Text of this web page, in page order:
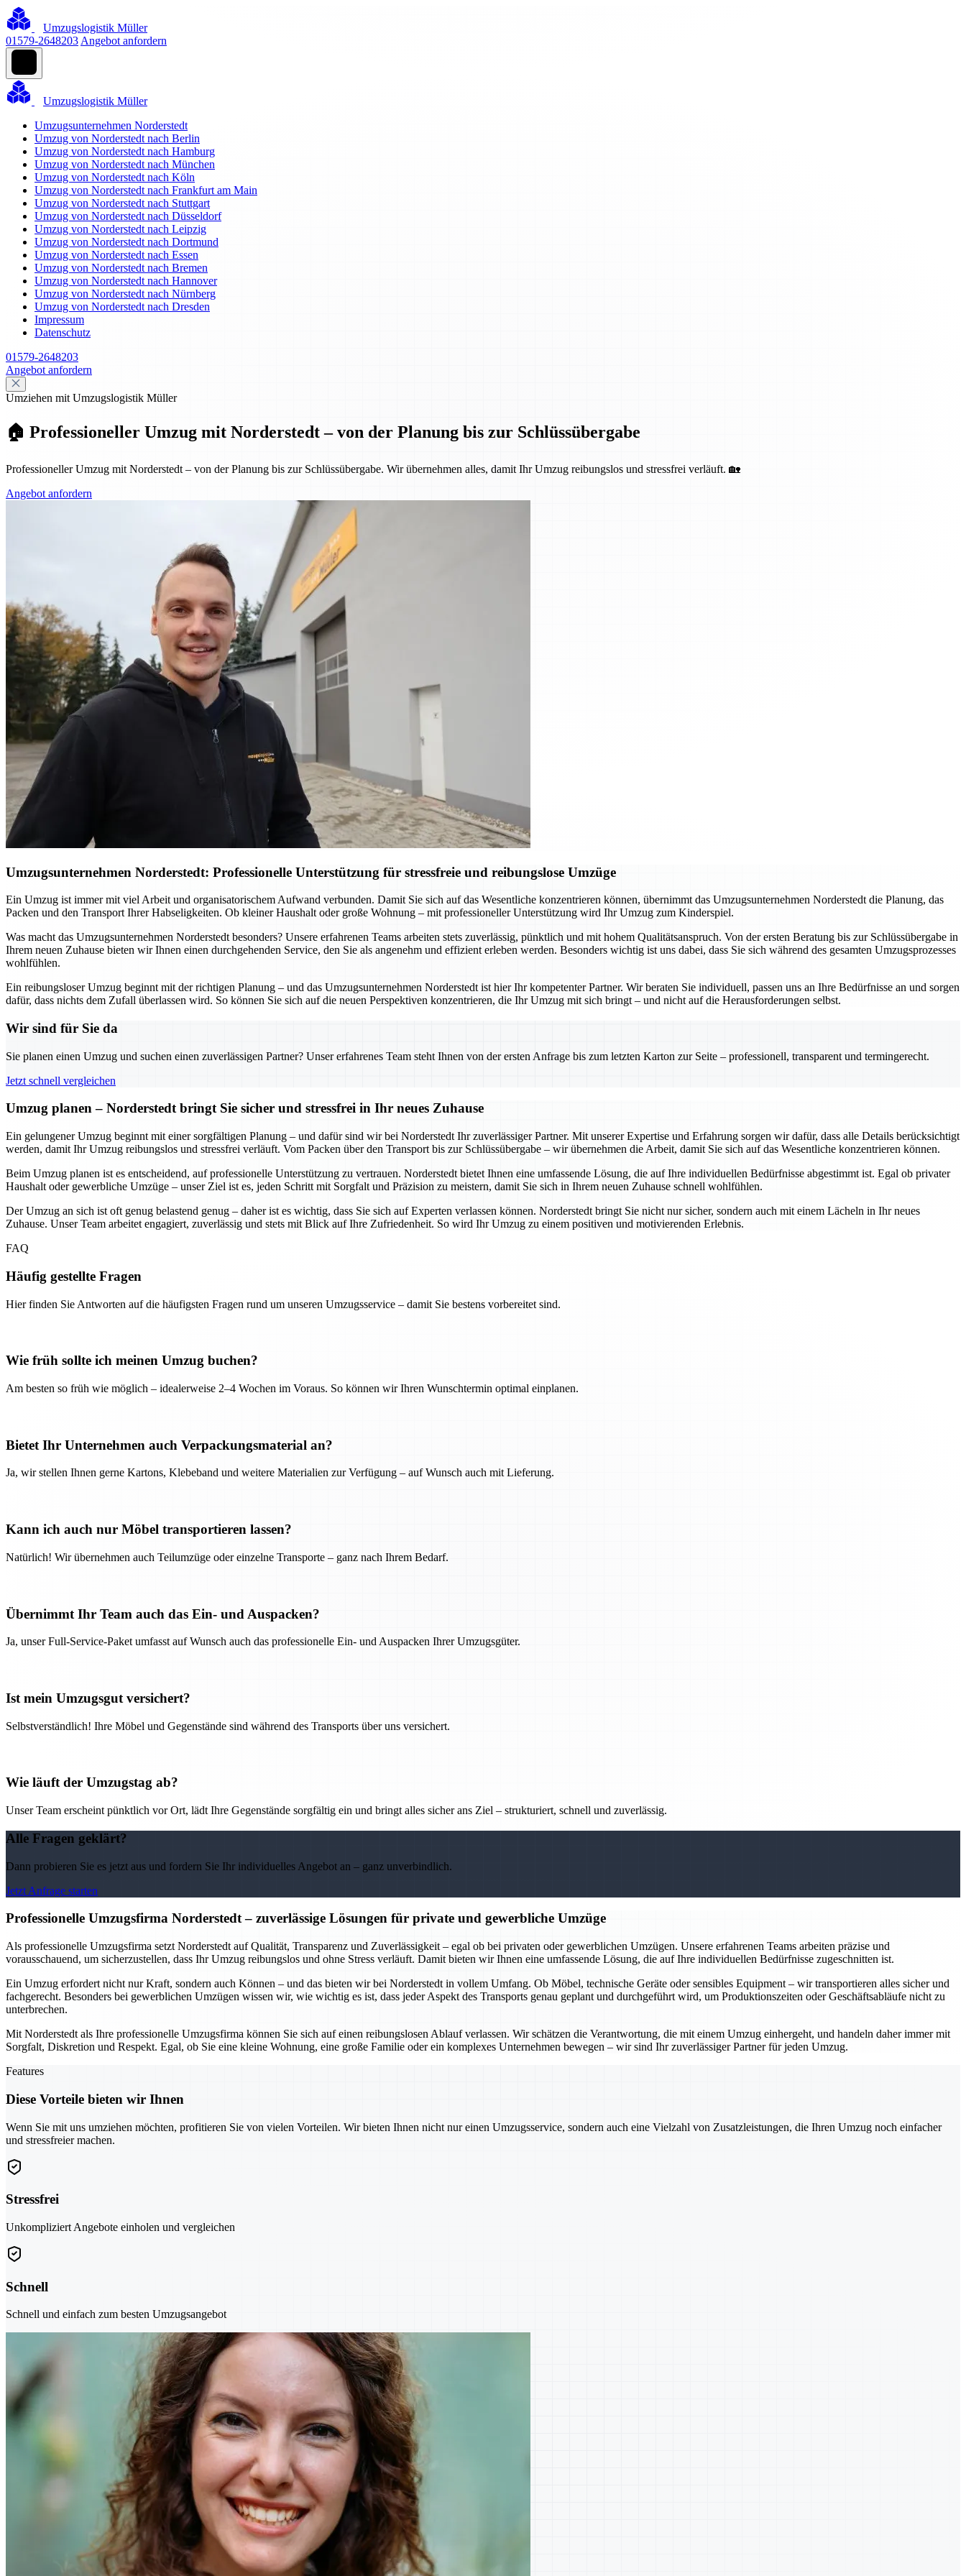
Umzugslogistik Müller
01579-2648203 Angebot anfordern
Umzugslogistik Müller
Umzugsunternehmen Norderstedt
Umzug von Norderstedt nach Berlin
Umzug von Norderstedt nach Hamburg
Umzug von Norderstedt nach München
Umzug von Norderstedt nach Köln
Umzug von Norderstedt nach Frankfurt am Main
Umzug von Norderstedt nach Stuttgart
Umzug von Norderstedt nach Düsseldorf
Umzug von Norderstedt nach Leipzig
Umzug von Norderstedt nach Dortmund
Umzug von Norderstedt nach Essen
Umzug von Norderstedt nach Bremen
Umzug von Norderstedt nach Hannover
Umzug von Norderstedt nach Nürnberg
Umzug von Norderstedt nach Dresden
Impressum
Datenschutz
01579-2648203
Angebot anfordern
Umziehen mit Umzugslogistik Müller
🏠 Professioneller Umzug mit Norderstedt – von der Planung bis zur Schlüssübergabe
Professioneller Umzug mit Norderstedt – von der Planung bis zur Schlüssübergabe. Wir übernehmen alles, damit Ihr Umzug reibungslos und stressfrei verläuft. 🏡
Angebot anfordern
Umzugsunternehmen Norderstedt: Professionelle Unterstützung für stressfreie und reibungslose Umzüge
Ein Umzug ist immer mit viel Arbeit und organisatorischem Aufwand verbunden. Damit Sie sich auf das Wesentliche konzentrieren können, übernimmt das Umzugsunternehmen Norderstedt die Planung, das
Packen und den Transport Ihrer Habseligkeiten. Ob kleiner Haushalt oder große Wohnung – mit professioneller Unterstützung wird Ihr Umzug zum Kinderspiel.
Was macht das Umzugsunternehmen Norderstedt besonders? Unsere erfahrenen Teams arbeiten stets zuverlässig, pünktlich und mit hohem Qualitätsanspruch. Von der ersten Beratung bis zur Schlüssübergabe in
Ihrem neuen Zuhause bieten wir Ihnen einen durchgehenden Service, den Sie als angenehm und effizient erleben werden. Besonders wichtig ist uns dabei, dass Sie sich während des gesamten Umzugsprozesses
wohlfühlen.
Ein reibungsloser Umzug beginnt mit der richtigen Planung – und das Umzugsunternehmen Norderstedt ist hier Ihr kompetenter Partner. Wir beraten Sie individuell, passen uns an Ihre Bedürfnisse an und sorgen
dafür, dass nichts dem Zufall überlassen wird. So können Sie sich auf die neuen Perspektiven konzentrieren, die Ihr Umzug mit sich bringt – und nicht auf die Herausforderungen selbst.
Wir sind für Sie da
Sie planen einen Umzug und suchen einen zuverlässigen Partner? Unser erfahrenes Team steht Ihnen von der ersten Anfrage bis zum letzten Karton zur Seite – professionell, transparent und termingerecht.
Jetzt schnell vergleichen
Umzug planen – Norderstedt bringt Sie sicher und stressfrei in Ihr neues Zuhause
Ein gelungener Umzug beginnt mit einer sorgfältigen Planung – und dafür sind wir bei Norderstedt Ihr zuverlässiger Partner. Mit unserer Expertise und Erfahrung sorgen wir dafür, dass alle Details berücksichtigt
werden, damit Ihr Umzug reibungslos und stressfrei verläuft. Vom Packen über den Transport bis zur Schlüssübergabe – wir übernehmen die Arbeit, damit Sie sich auf das Wesentliche konzentrieren können.
Beim Umzug planen ist es entscheidend, auf professionelle Unterstützung zu vertrauen. Norderstedt bietet Ihnen eine umfassende Lösung, die auf Ihre individuellen Bedürfnisse abgestimmt ist. Egal ob privater
Haushalt oder gewerbliche Umzüge – unser Ziel ist es, jeden Schritt mit Sorgfalt und Präzision zu meistern, damit Sie sich in Ihrem neuen Zuhause schnell wohlfühlen.
Der Umzug an sich ist oft genug belastend genug – daher ist es wichtig, dass Sie sich auf Experten verlassen können. Norderstedt bringt Sie nicht nur sicher, sondern auch mit einem Lächeln in Ihr neues
Zuhause. Unser Team arbeitet engagiert, zuverlässig und stets mit Blick auf Ihre Zufriedenheit. So wird Ihr Umzug zu einem positiven und motivierenden Erlebnis.
FAQ
Häufig gestellte Fragen
Hier finden Sie Antworten auf die häufigsten Fragen rund um unseren Umzugsservice – damit Sie bestens vorbereitet sind.
Wie früh sollte ich meinen Umzug buchen?
Am besten so früh wie möglich – idealerweise 2–4 Wochen im Voraus. So können wir Ihren Wunschtermin optimal einplanen.
Bietet Ihr Unternehmen auch Verpackungsmaterial an?
Ja, wir stellen Ihnen gerne Kartons, Klebeband und weitere Materialien zur Verfügung – auf Wunsch auch mit Lieferung.
Kann ich auch nur Möbel transportieren lassen?
Natürlich! Wir übernehmen auch Teilumzüge oder einzelne Transporte – ganz nach Ihrem Bedarf.
Übernimmt Ihr Team auch das Ein- und Auspacken?
Ja, unser Full-Service-Paket umfasst auf Wunsch auch das professionelle Ein- und Auspacken Ihrer Umzugsgüter.
Ist mein Umzugsgut versichert?
Selbstverständlich! Ihre Möbel und Gegenstände sind während des Transports über uns versichert.
Wie läuft der Umzugstag ab?
Unser Team erscheint pünktlich vor Ort, lädt Ihre Gegenstände sorgfältig ein und bringt alles sicher ans Ziel – strukturiert, schnell und zuverlässig.
Alle Fragen geklärt?
Dann probieren Sie es jetzt aus und fordern Sie Ihr individuelles Angebot an – ganz unverbindlich.
Jetzt Anfrage starten
Professionelle Umzugsfirma Norderstedt – zuverlässige Lösungen für private und gewerbliche Umzüge
Als professionelle Umzugsfirma setzt Norderstedt auf Qualität, Transparenz und Zuverlässigkeit – egal ob bei privaten oder gewerblichen Umzügen. Unsere erfahrenen Teams arbeiten präzise und
vorausschauend, um sicherzustellen, dass Ihr Umzug reibungslos und ohne Stress verläuft. Damit bieten wir Ihnen eine umfassende Lösung, die auf Ihre individuellen Bedürfnisse zugeschnitten ist.
Ein Umzug erfordert nicht nur Kraft, sondern auch Können – und das bieten wir bei Norderstedt in vollem Umfang. Ob Möbel, technische Geräte oder sensibles Equipment – wir transportieren alles sicher und
fachgerecht. Besonders bei gewerblichen Umzügen wissen wir, wie wichtig es ist, dass jeder Aspekt des Transports genau geplant und durchgeführt wird, um Produktionszeiten oder Geschäftsabläufe nicht zu
unterbrechen.
Mit Norderstedt als Ihre professionelle Umzugsfirma können Sie sich auf einen reibungslosen Ablauf verlassen. Wir schätzen die Verantwortung, die mit einem Umzug einhergeht, und handeln daher immer mit
Sorgfalt, Diskretion und Respekt. Egal, ob Sie eine kleine Wohnung, eine große Familie oder ein komplexes Unternehmen bewegen – wir sind Ihr zuverlässiger Partner für jeden Umzug.
Features
Diese Vorteile bieten wir Ihnen
Wenn Sie mit uns umziehen möchten, profitieren Sie von vielen Vorteilen. Wir bieten Ihnen nicht nur einen Umzugsservice, sondern auch eine Vielzahl von Zusatzleistungen, die Ihren Umzug noch einfacher
und stressfreier machen.
Stressfrei
Unkompliziert Angebote einholen und vergleichen
Schnell
Schnell und einfach zum besten Umzugsangebot